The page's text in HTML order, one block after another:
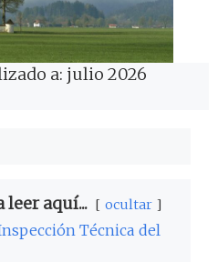
a: julio 2026
leer aquí... ocultar
Técnica del